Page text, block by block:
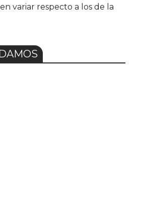
variar respecto a los de la